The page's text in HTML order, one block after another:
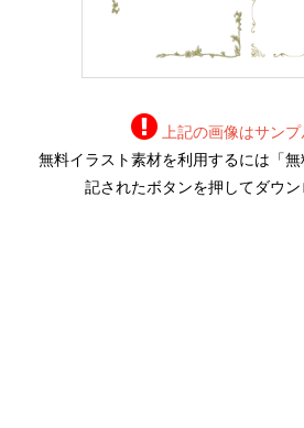
上記の画像はサンプ
無料イラスト素材を利用するには「
記されたボタンを押してダウ